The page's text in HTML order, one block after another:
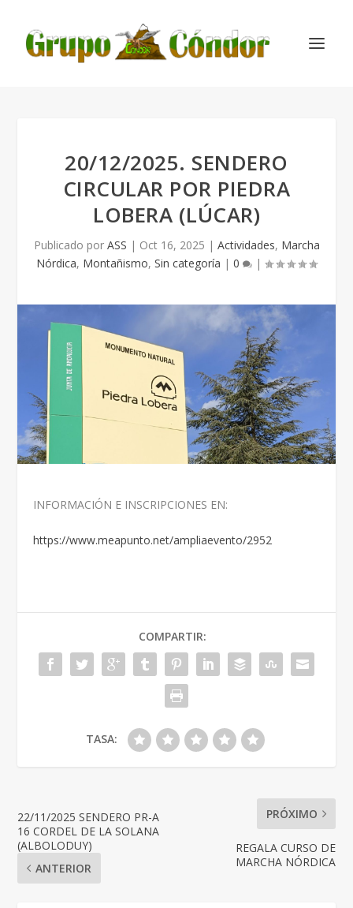
20/12/2025. SENDERO
CIRCULAR POR PIEDRA
LOBERA (LÚCAR)
Publicado por ASS | Oct 16, 2025 | Actividades, Marcha
Nórdica, Montañismo, Sin categoría | 0 |
INFORMACIÓN E INSCRIPCIONES EN:
https://www.meapunto.net/ampliaevento/2952
COMPARTIR:
TASA:
22/11/2025 SENDERO PR-A
16 CORDEL DE LA SOLANA
(ALBOLODUY)
ANTERIOR
PRÓXIMO
REGALA CURSO DE
MARCHA NÓRDICA